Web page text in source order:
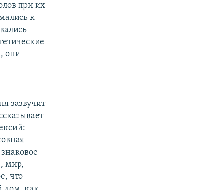
при их
к
они
зазвучит
мир,
что